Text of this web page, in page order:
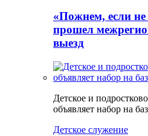
«Пожнем, если не
прошел
выезд
Детское и
объявляет набор на
Детское служение